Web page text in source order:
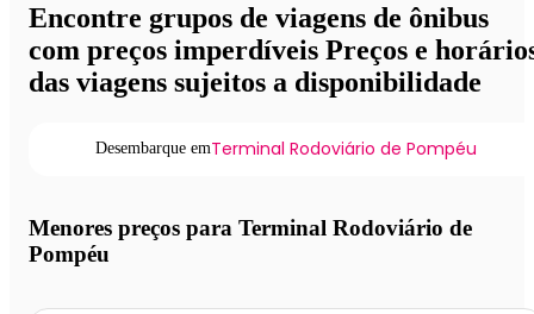
Encontre grupos de viagens de ônibus
com preços imperdíveis Preços e
das viagens sujeitos a disponibilidade
Desembarque emTerminal Rodoviário de Pompéu
Menores preços para Terminal Rodoviário de
Pompéu